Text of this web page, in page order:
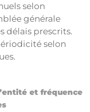
selon
générale
délais prescrits.
selon
et fréquence